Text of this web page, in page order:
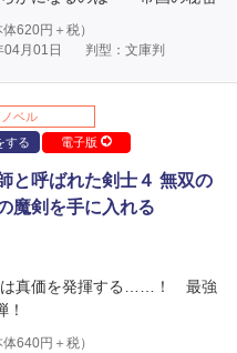
体620円＋税）
月01日
判型：文庫判
ベル
する
電子版
と呼ばれた剣士４ 無双の
魔剣を手に入れる
は真価を発揮する……！ 最強
！
体640円＋税）